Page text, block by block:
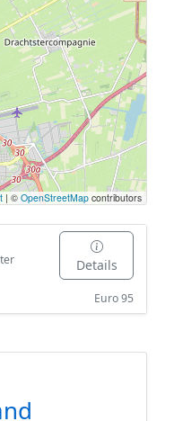
| © OpenStreetMap contributors
Details
Euro 95